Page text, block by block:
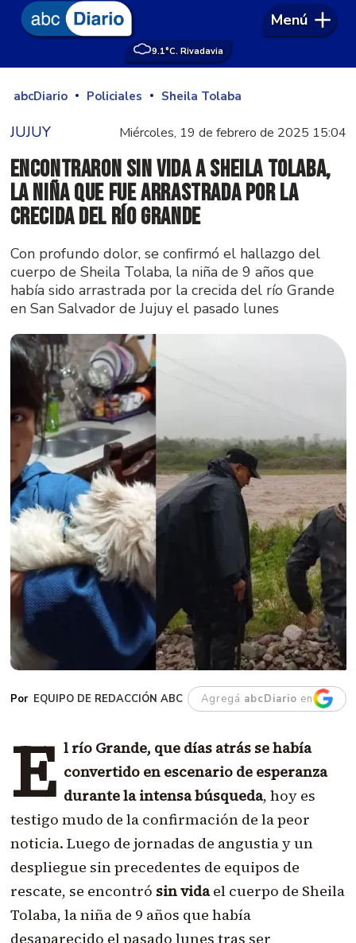
9.1°C. Rivadavia
Menú
abcDiario Policiales Sheila Tolaba
JUJUY Miércoles, 19 de febrero de 2025 15:04
Encontraron sin vida a Sheila Tolaba,
la niña que fue arrastrada por la
crecida del río Grande
Con profundo dolor, se confirmó el hallazgo del
cuerpo de Sheila Tolaba, la niña de 9 años que
había sido arrastrada por la crecida del río Grande
en San Salvador de Jujuy el pasado lunes
EQUIPO DE REDACCIÓN ABC Agregá abcDiario en
E l río Grande, que días atrás se había
convertido en escenario de esperanza
durante la intensa búsqueda, hoy es
testigo mudo de la confirmación de la peor
noticia. Luego de jornadas de angustia y un
despliegue sin precedentes de equipos de
rescate, se encontró sin vidael cuerpo de Sheila
Tolaba, la niña de 9 años que había
desaparecido el pasado lunes tras ser